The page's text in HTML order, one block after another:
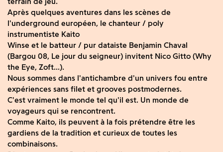
Après quelques aventures dans les scènes de
l'underground européen, le chanteur / poly
instrumentiste Kaito
Winse et le batteur / pur dataiste Benjamin Chaval
(Bargou 08, Le jour du seigneur) invitent Nico Gitto (Why
the Eye, Zoft...).
Nous sommes dans l'antichambre d'un univers fou entre
expériences sans filet et grooves postmodernes.
C'est vraiment le monde tel qu'il est. Un monde de
voyageurs qui se rencontrent.
Comme Kaito, ils peuvent à la fois prétendre être les
gardiens de la tradition et curieux de toutes les
combinaisons.